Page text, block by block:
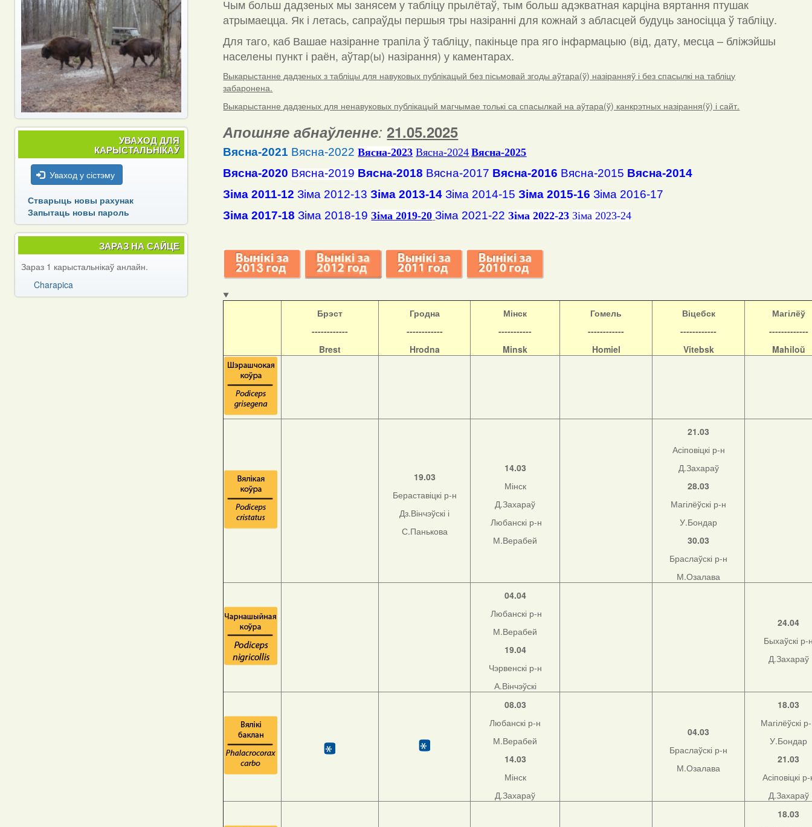
Чым больш дадзеных мы занясем у табліцу прылётаў, тым больш адэкватная карціна вяртання птушак
атрымаецца. Як і летась, сапраўды першыя тры назіранні для кожнай з абласцей будуць заносіцца ў табліцу.
Для таго, каб Вашае назіранне трапіла ў табліцу, пакіньце пра яго інфармацыю (від, дату, месца – бліжэйшы
населены пункт і раён, аўтар(ы) назірання) у каментарах.
Выкарыстанне дадзеных з табліцы для навуковых публікацый без пісьмовай згоды аўтара(ў) назіранняў і без спасылкі на табліцу
забаронена.
Выкарыстанне дадзеных для ненавуковых публікацый магчымае толькі са спасылкай на аўтара(ў) канкрэтных назірання(ў) і сайт.
Апошняе абнаўленне:21.05.2025
Вясна-2021 Вясна-2022 Вясна-2023 Вясна-2024 Вясна-2025
Вясна-2020 Вясна-2019 Вясна-2018 Вясна-2017 Вясна-2016 Вясна-2015 Вясна-2014
Зіма 2011-12 Зіма 2012-13 Зіма 2013-14 Зіма 2014-15 Зіма 2015-16 Зіма 2016-17
Зіма 2017-18 Зіма 2018-19 Зіма 2019-20 Зіма 2021-22 Зіма 2022-23 Зіма 2023-24
Брэст
------------
Brest
Гродна
------------
Hrodna
Мінск
-----------
Minsk
Гомель
------------
Homiel
Віцебск
------------
Vitebsk
Магілёў
-------------
Mahiloŭ
19.03
Бераставіцкі р-н
Дз.Вінчэўскі і
С.Панькова
14.03
Мінск
Д.Захараў
Любанскі р-н
М.Верабей
21.03
Асіповіцкі р-н
Д.Захараў
28.03
Магілёўскі р-н
У.Бондар
30.03
Браслаўскі р-н
М.Озалава
04.04
Любанскі р-н
М.Верабей
19.04
Чэрвенскі р-н
А.Вінчэўскі
24.04
Быхаўскі р-
Д.Захараў
08.03
Любанскі р-н
М.Верабей
14.03
Мінск
Д.Захараў
04.03
Браслаўскі р-н
М.Озалава
18.03
Магілёўскі
У.Бондар
21.03
Асіповіцкі
Д.Захараў
18.03
УВАХОД ДЛЯ
КАРЫСТАЛЬНІКАЎ
Уваход у сістэму
Стварыць новы рахунак
Запытаць новы пароль
ЗАРАЗ НА САЙЦЕ
Зараз 1 карыстальнікаў анлайн.
Charapica